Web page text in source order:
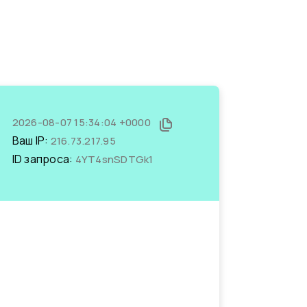
2026-08-07 15:34:04 +0000
Ваш IP: 216.73.217.95
ID запроса: 4YT4snSDTGk1